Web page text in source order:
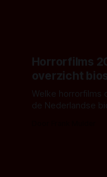
Horrorfilms
overzicht
Welke horrorfilms
de Nederlandse